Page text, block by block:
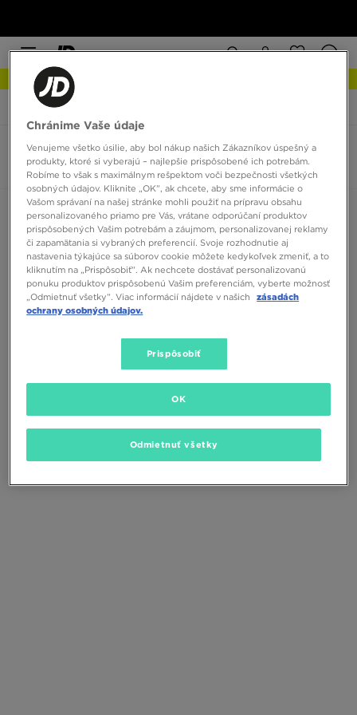
JD Sports Hoka Stinson 7
Hoka Stinson 7
0 produktov
Zoradiť:Odporúčané Filtrovať
Žiadne produkty na zobrazenie
Zmeňte kritériá vyhľadávania alebo
odstráňte vybrané filtre
Chránime Vaše údaje
Venujeme všetko úsilie, aby bol nákup našich Zákazníkov úspešný a
produkty, ktoré si vyberajú – najlepšie prispôsobené ich potrebám.
Robíme to však s maximálnym rešpektom voči bezpečnosti všetkých
osobných údajov. Kliknite „OK”, ak chcete, aby sme informácie o
Vašom správaní na našej stránke mohli použiť na prípravu obsahu
personalizovaného priamo pre Vás, vrátane odporúčaní produktov
prispôsobených Vašim potrebám a záujmom, personalizovanej reklamy
či zapamätania si vybraných preferencií. Svoje rozhodnutie aj
nastavenia týkajúce sa súborov cookie môžete kedykoľvek zmeniť, a to
kliknutím na „Prispôsobiť”. Ak nechcete dostávať personalizovanú
ponuku produktov prispôsobenú Vašim preferenciám, vyberte možnosť
„Odmietnuť všetky”. Viac informácií nájdete v našich
zásadách
ochrany osobných údajov.
Prispôsobiť
Odmietnuť všetky
OK